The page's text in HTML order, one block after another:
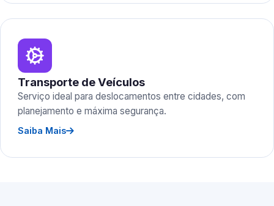
Transporte de Veículos
Serviço ideal para deslocamentos entre cidades, com
planejamento e máxima segurança.
Saiba Mais